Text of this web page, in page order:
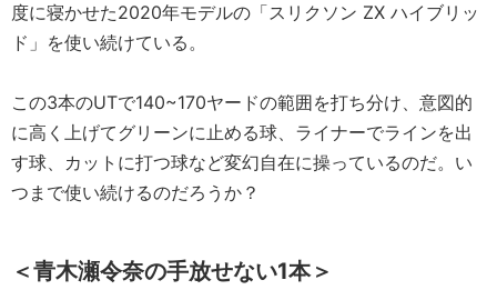
度に寝かせた2020年モデルの「スリクソン ZX ハイブリッ
ド」を使い続けている。
この3本のUTで140~170ヤードの範囲を打ち分け、意図的
に高く上げてグリーンに止める球、ライナーでラインを出
す球、カットに打つ球など変幻自在に操っているのだ。い
つまで使い続けるのだろうか？
＜青木瀬令奈の手放せない1本＞